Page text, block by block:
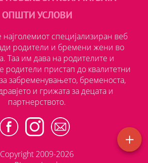
ОПШТИ УСЛОВИ
најголемиот специјализиран веб
родители и бремени жени во
Таа им дава на родителите и
родители пристап до квалитетни
забременувањето, бременоста,
и грижата за децата и
партнерството.
Copyright 2009-2026